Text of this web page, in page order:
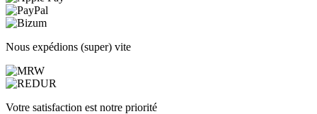
Nous expédions (super) vite
Votre satisfaction est notre priorité